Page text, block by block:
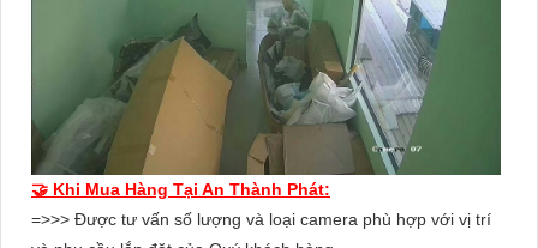
🤝 Khi Mua Hàng Tại An Thành Phát:
=>>> Được tư vấn số lượng và loại camera phù hợp với vị trí